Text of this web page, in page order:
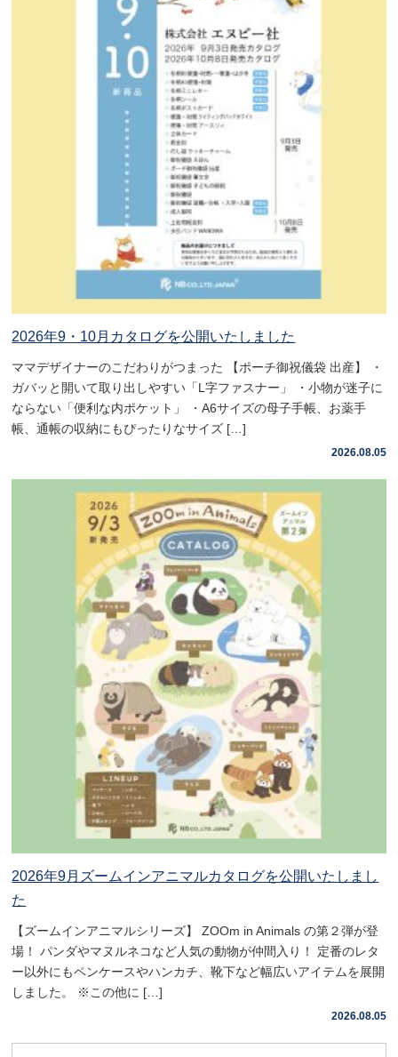
2026年9・10月カタログを公開いたしました
ママデザイナーのこだわりがつまった 【ポーチ御祝儀袋 出産】 ・
ガバッと開いて取り出しやすい「L字ファスナー」 ・小物が迷子に
ならない「便利な内ポケット」 ・A6サイズの母子手帳、お薬手
帳、通帳の収納にもぴったりなサイズ […]
2026.08.05
2026年9月ズームインアニマルカタログを公開いたしまし
た
【ズームインアニマルシリーズ】 ZOOm in Animals の第２弾が登
場！ パンダやマヌルネコなど人気の動物が仲間入り！ 定番のレタ
ー以外にもペンケースやハンカチ、靴下など幅広いアイテムを展開
しました。 ※この他に […]
2026.08.05